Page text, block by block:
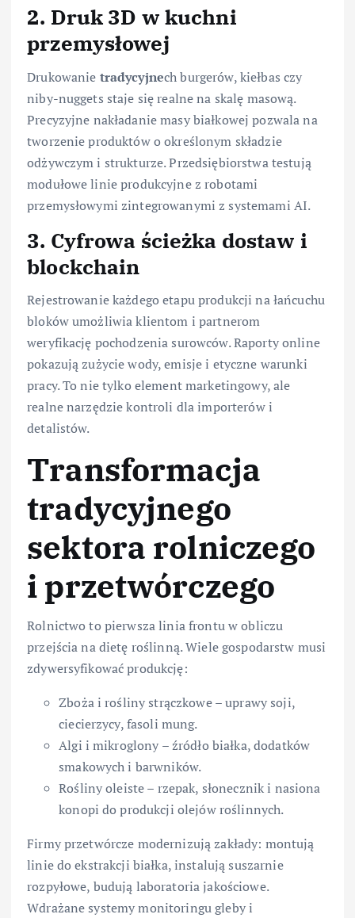
2. Druk 3D w kuchni
przemysłowej
Drukowanie tradycyjnech burgerów, kiełbas czy
niby-nuggets staje się realne na skalę masową.
Precyzyjne nakładanie masy białkowej pozwala na
tworzenie produktów o określonym składzie
odżywczym i strukturze. Przedsiębiorstwa testują
modułowe linie produkcyjne z robotami
przemysłowymi zintegrowanymi z systemami AI.
3. Cyfrowa ścieżka dostaw i
blockchain
Rejestrowanie każdego etapu produkcji na łańcuchu
bloków umożliwia klientom i partnerom
weryfikację pochodzenia surowców. Raporty online
pokazują zużycie wody, emisje i etyczne warunki
pracy. To nie tylko element marketingowy, ale
realne narzędzie kontroli dla importerów i
detalistów.
Transformacja
tradycyjnego
sektora rolniczego
i przetwórczego
Rolnictwo to pierwsza linia frontu w obliczu
przejścia na dietę roślinną. Wiele gospodarstw musi
zdywersyfikować produkcję:
Zboża i rośliny strączkowe – uprawy soji,
ciecierzycy, fasoli mung.
Algi i mikroglony – źródło białka, dodatków
smakowych i barwników.
Rośliny oleiste – rzepak, słonecznik i nasiona
konopi do produkcji olejów roślinnych.
Firmy przetwórcze modernizują zakłady: montują
linie do ekstrakcji białka, instalują suszarnie
rozpyłowe, budują laboratoria jakościowe.
Wdrażane systemy monitoringu gleby i